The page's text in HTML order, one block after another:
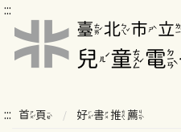
:::
::: 首頁 好書推薦